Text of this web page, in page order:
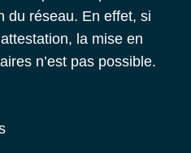
du réseau. En effet, si
la mise en
n’est pas possible.